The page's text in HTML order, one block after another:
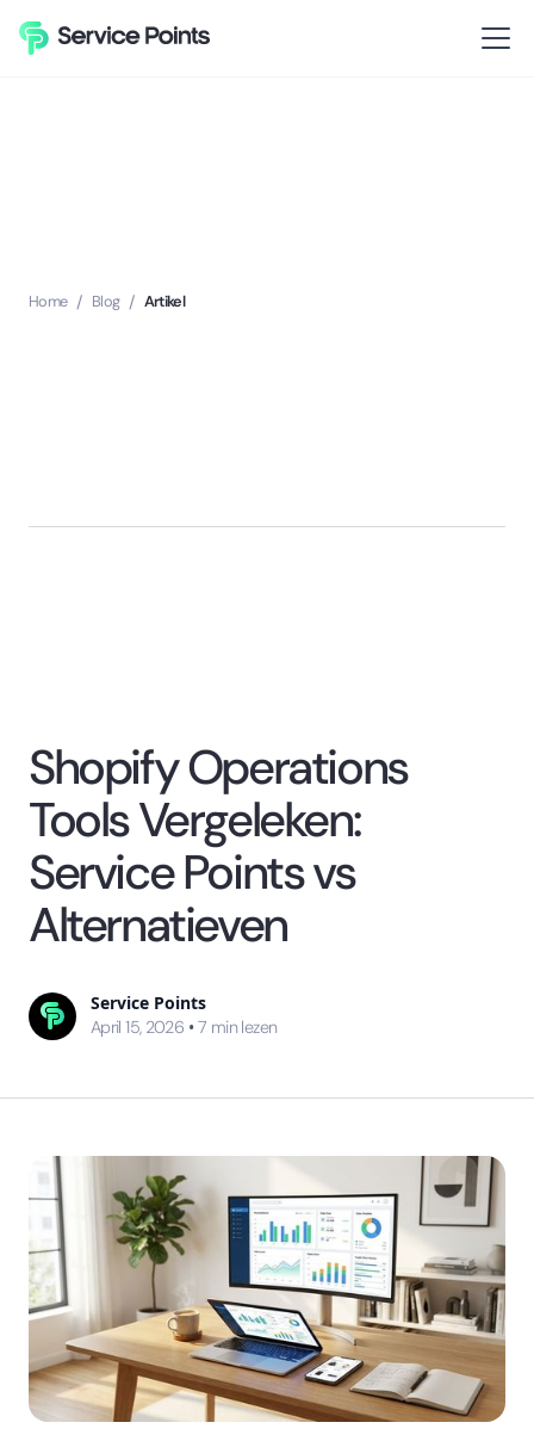
Home / Blog / Artikel
Shopify Operations
Tools Vergeleken:
Service Points vs
Alternatieven
Service Points
April 15, 2026 • 7 min lezen